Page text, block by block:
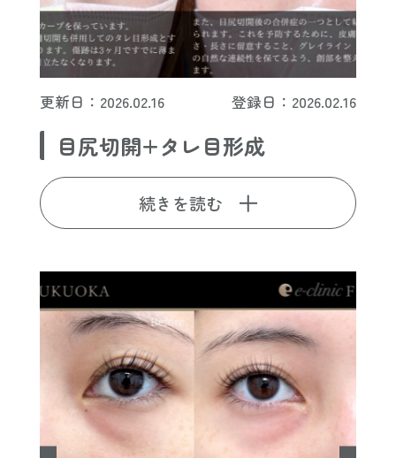
更新日：2026.02.16 登録日：2026.02.16
目尻切開+タレ目形成
続きを読む